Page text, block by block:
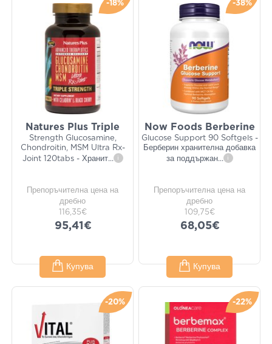
-18%
Natures Plus Triple
Strength Glucosamine,
Chondroitin, MSM Ultra Rx-
Joint 120tabs - Хранит... i
Препоръчителна цена на
дребно
116,35€
95,41€
Купува
-38%
Now Foods Berberine
Glucose Support 90 Softgels -
Берберин хранителна добавка
за поддържан... i
Препоръчителна цена на
дребно
109,75€
68,05€
Купува
-20% -22%